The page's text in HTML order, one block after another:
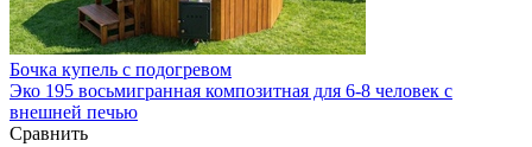
Бочка купель с подогревом
Эко 195 восьмигранная композитная для 6-8 человек с
внешней печью
Сравнить